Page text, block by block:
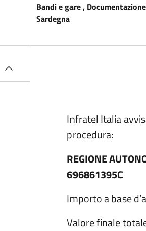
Bandi e gare ,
Sardegna
Infratel Italia
procedura:
REGIONE
696861395C
Importo a base
Valore finale